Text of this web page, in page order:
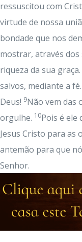
ressuscitou com
virtude de nossa
bondade que nos
mostrar, através
riqueza da sua graça.
salvos, mediante a
Deus! 9Não vem das
orgulhe. 10Pois é ele
Jesus Cristo para as
antemão para que
Senhor.